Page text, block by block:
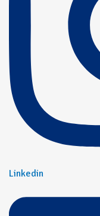
Linkedin